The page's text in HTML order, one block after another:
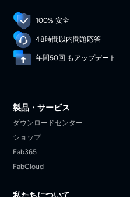
100% 安全
48時間以内問題応答
年間50回 もアップデート
製品・サービス
ダウンロードセンター
ショップ
Fab365
FabCloud
私たちについて